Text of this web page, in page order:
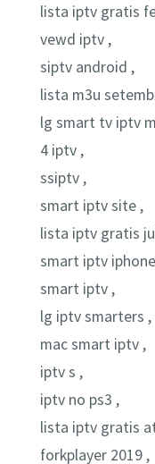
lista iptv gratis
vewd iptv ,
siptv android ,
lista m3u
lg smart tv iptv
4 iptv ,
ssiptv ,
smart iptv site ,
lista iptv gratis
smart iptv
smart iptv ,
lg iptv smarters ,
mac smart iptv ,
iptv s ,
iptv no ps3 ,
lista iptv gratis
forkplayer 2019 ,